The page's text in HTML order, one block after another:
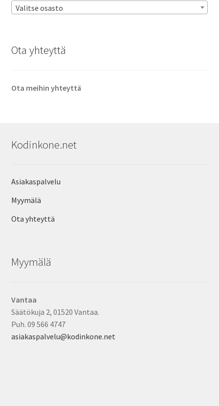
Valitse osasto
Ota yhteyttä
Ota meihin yhteyttä
Kodinkone.net
Asiakaspalvelu
Myymälä
Ota yhteyttä
Myymälä
Vantaa
Säätökuja 2, 01520 Vantaa.
Puh. 09 566 4747
asiakaspalvelu@kodinkone.net